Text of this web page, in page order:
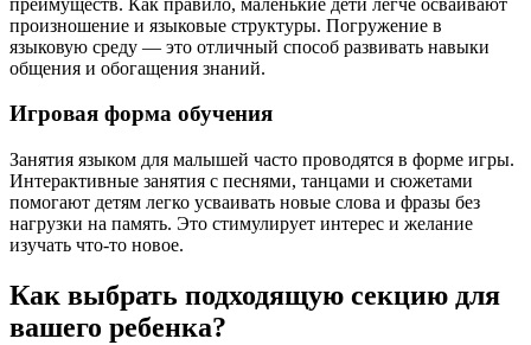
произношение и языковые структуры. Погружение в
языковую среду — это отличный способ развивать навыки
общения и обогащения знаний.
Игровая форма обучения
Занятия языком для малышей часто проводятся в форме игры.
Интерактивные занятия с песнями, танцами и сюжетами
помогают детям легко усваивать новые слова и фразы без
нагрузки на память. Это стимулирует интерес и желание
изучать что-то новое.
Как выбрать подходящую секцию для
вашего ребенка?